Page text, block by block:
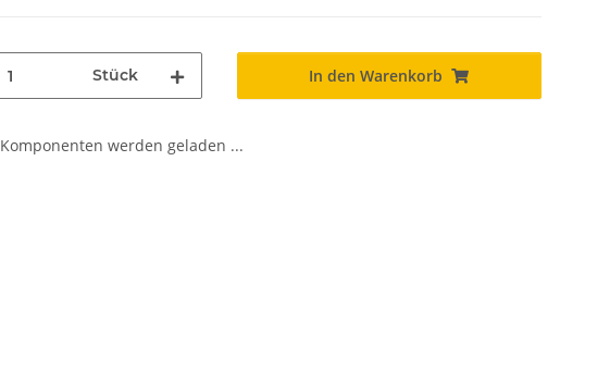
Stück In den Warenkorb
Komponenten werden geladen ...